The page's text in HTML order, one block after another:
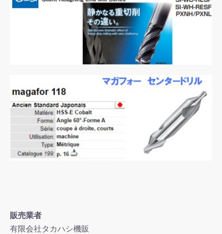
販売業者
有限会社タカハシ機販